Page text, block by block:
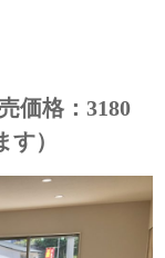
価格：3180
）